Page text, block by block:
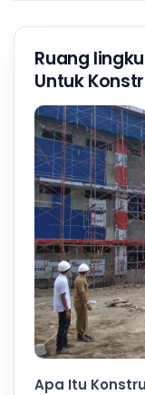
Ruang
Untuk
Apa Itu